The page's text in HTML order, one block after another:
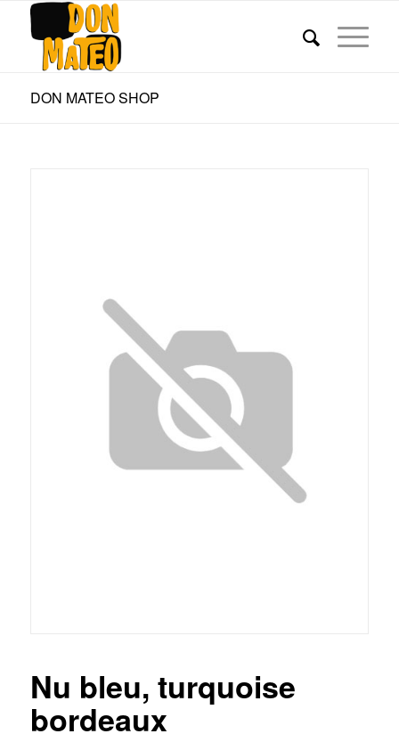
DON MATEO SHOP
Nu bleu, turquoise
bordeaux